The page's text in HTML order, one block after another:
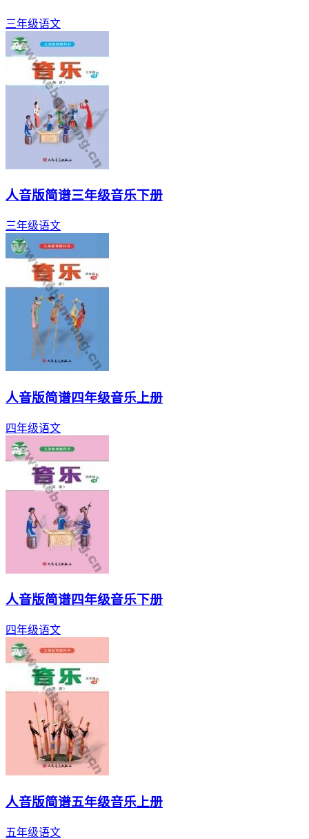
三年级语文
人音版简谱三年级音乐下册
三年级语文
人音版简谱四年级音乐上册
四年级语文
人音版简谱四年级音乐下册
四年级语文
人音版简谱五年级音乐上册
五年级语文